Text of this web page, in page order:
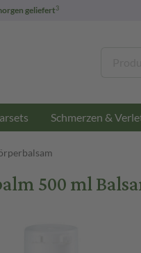
geliefert3
Schmerzen &
500 ml